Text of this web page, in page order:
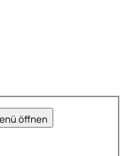
öffnen